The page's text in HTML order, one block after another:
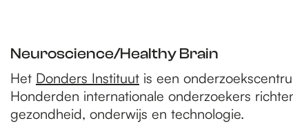
Neuroscience/Healthy Brain
Het Donders Instituut is een
Honderden internationale onderzoekers
gezondheid, onderwijs en technologie.